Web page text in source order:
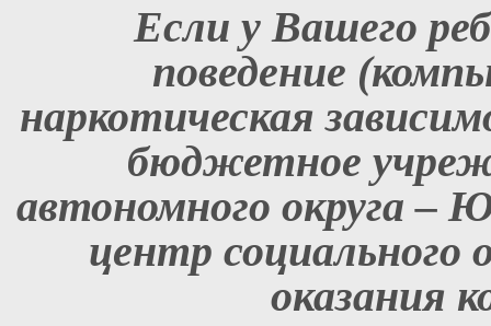
Если у Вашего
поведение
наркотическая
бюджетное
автономного округа –
центр социального
оказания